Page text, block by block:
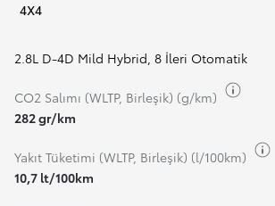
4X4
2.8L D-4D Mild Hybrid, 8 İleri Otomatik
CO2 Salımı (WLTP, Birleşik) (g/km)
282 gr/km
Yakıt Tüketimi (WLTP, Birleşik) (l/100km)
10,7 lt/100km